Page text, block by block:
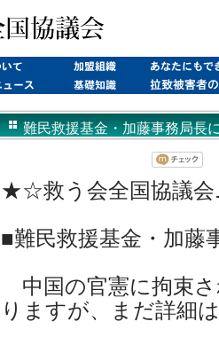
難民救援基金・加藤事務局長
★☆救う会全国協議
■難民救援基金・加藤
中国の官憲に拘束
りますが、まだ詳細